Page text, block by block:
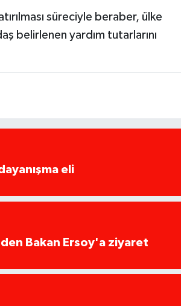
süreciyle beraber, ülke
belirlenen yardım tutarlarını
eli
Bakan Ersoy'a ziyaret